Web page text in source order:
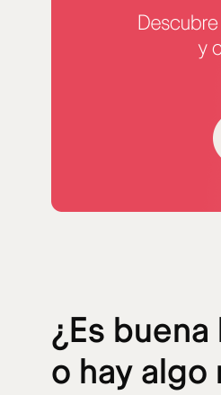
¿Es
o hay algo